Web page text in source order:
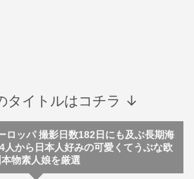
タイトルはコチラ ↓
ロッパ 撮影日数182日にも及ぶ長期海
人から日本人好みの可愛くてうぶな欧
物素人娘を厳選